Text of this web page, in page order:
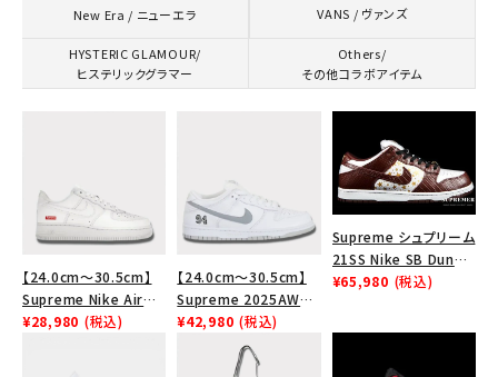
search
人気ワード 2025AW
Tシャツ・ロングスリーブ
キャップ・ハット
パーカー・クルーネック
ショルダー・ウエストバッグ
ボックスロゴ ブラックスウェット
カテゴリーから探す
コラボレーションブランドから探す
New Era / ニューエラ VANS / ヴァンズ
HYSTERIC GLAMOUR/
ヒステリックグラマー
Others/
その他コラボアイテム
【24.0cm～30.5cm】
Supreme Nike Air
Force 1 Low シュプリ
¥28,980 (税込)
【24.0cm～30.5cm】
Supreme 2025AW
Nike SB Dunk Low ナ
イキ SB ダンク ロー ス
ニーカー ホワイト
¥42,980 (税込)
Supreme シュプリーム
21SS Nike SB Dunk
Low ナイキSBダンクロ
¥65,980 (税込)